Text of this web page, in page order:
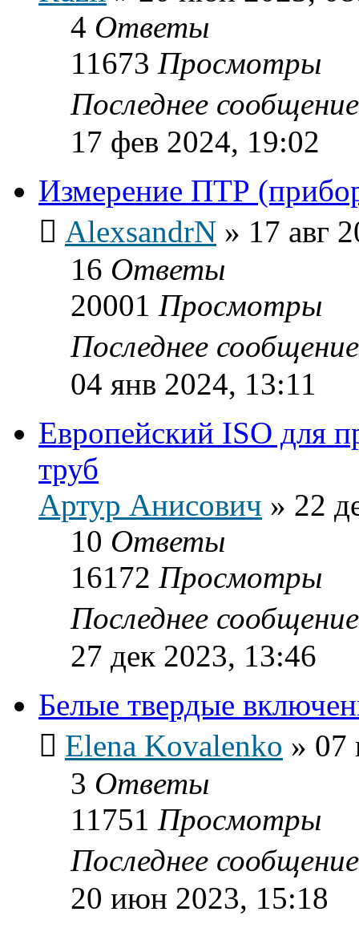
4 Ответы
11673 Просмотры
Последнее
17 фев 2024, 19:02
Измерение ПТР
AlexsandrN » 17 авг
16 Ответы
20001 Просмотры
Последнее
04 янв 2024, 13:11
Европейский ISO для
труб
Артур Анисович » 22
10 Ответы
16172 Просмотры
Последнее
27 дек 2023, 13:46
Белые твердые
Elena Kovalenko » 07
3 Ответы
11751 Просмотры
Последнее
20 июн 2023, 15:18